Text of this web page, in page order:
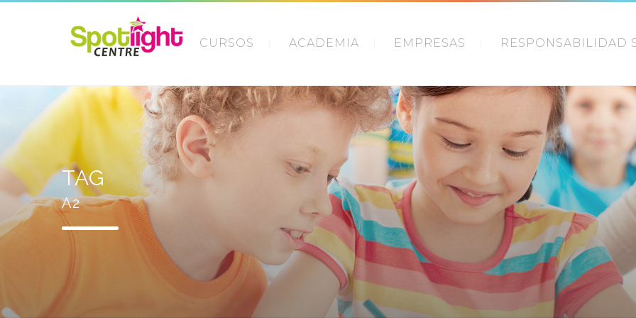
CURSOS ACADEMIA EMPRESAS RESPONSABILIDAD
TAG
A2